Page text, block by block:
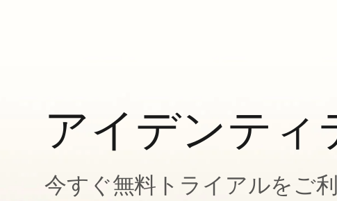
アイデンティ
今すぐ無料トライアルをご